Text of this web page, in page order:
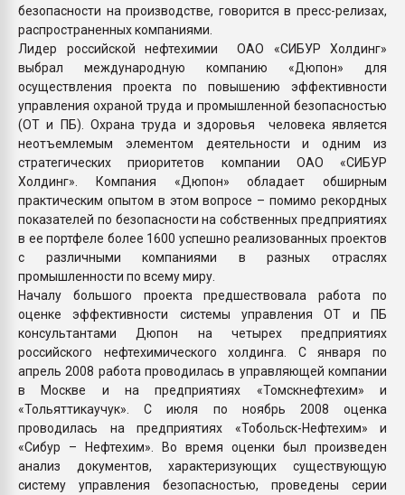
безопасности на производстве, говорится в пресс-релизах,
распространенных компаниями.
Лидер российской нефтехимии ОАО «СИБУР Холдинг»
выбрал международную компанию «Дюпон» для
осуществления проекта по повышению эффективности
управления охраной труда и промышленной безопасностью
(ОТ и ПБ). Охрана труда и здоровья человека является
неотъемлемым элементом деятельности и одним из
стратегических приоритетов компании ОАО «СИБУР
Холдинг». Компания «Дюпон» обладает обширным
практическим опытом в этом вопросе – помимо рекордных
показателей по безопасности на собственных предприятиях
в ее портфеле более 1600 успешно реализованных проектов
с различными компаниями в разных отраслях
промышленности по всему миру.
Началу большого проекта предшествовала работа по
оценке эффективности системы управления ОТ и ПБ
консультантами Дюпон на четырех предприятиях
российского нефтехимического холдинга. С января по
апрель 2008 работа проводилась в управляющей компании
в Москве и на предприятиях «Томскнефтехим» и
«Тольяттикаучук». С июля по ноябрь 2008 оценка
проводилась на предприятиях «Тобольск-Нефтехим» и
«Сибур – Нефтехим». Во время оценки был произведен
анализ документов, характеризующих существующую
систему управления безопасностью, проведены серии